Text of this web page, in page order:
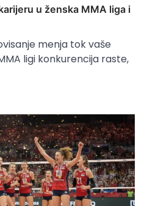
u ženska MMA liga i
menja tok vaše
ligi konkurencija raste,